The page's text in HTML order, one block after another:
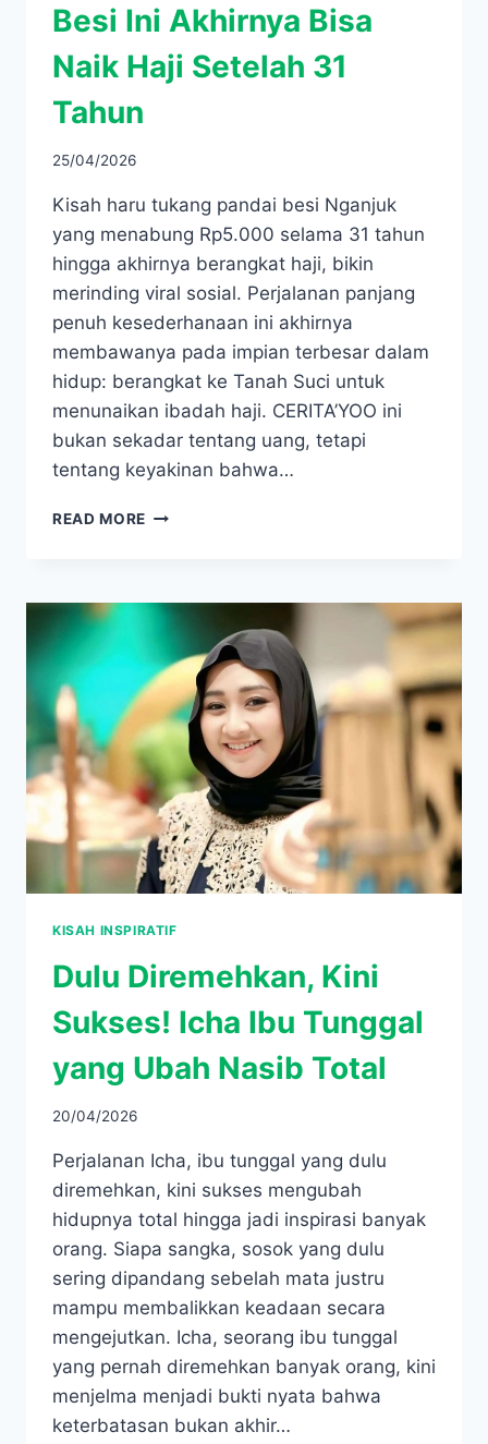
Besi Ini Akhirnya Bisa
Naik Haji Setelah 31
Tahun
25/04/2026
Kisah haru tukang pandai besi Nganjuk
yang menabung Rp5.000 selama 31 tahun
hingga akhirnya berangkat haji, bikin
merinding viral sosial. Perjalanan panjang
penuh kesederhanaan ini akhirnya
membawanya pada impian terbesar dalam
hidup: berangkat ke Tanah Suci untuk
menunaikan ibadah haji. CERITA’YOO ini
bukan sekadar tentang uang, tetapi
tentang keyakinan bahwa…
READ MORE GILA!
5.000,
PANDAI
BESI
INI
AKHIRNYA
BISA
NAIK
HAJI
SETELAH
31
TAHUN
KISAH INSPIRATIF
Dulu Diremehkan, Kini
Sukses! Icha Ibu Tunggal
yang Ubah Nasib Total
20/04/2026
Perjalanan Icha, ibu tunggal yang dulu
diremehkan, kini sukses mengubah
hidupnya total hingga jadi inspirasi banyak
orang. Siapa sangka, sosok yang dulu
sering dipandang sebelah mata justru
mampu membalikkan keadaan secara
mengejutkan. Icha, seorang ibu tunggal
yang pernah diremehkan banyak orang, kini
menjelma menjadi bukti nyata bahwa
keterbatasan bukan akhir…